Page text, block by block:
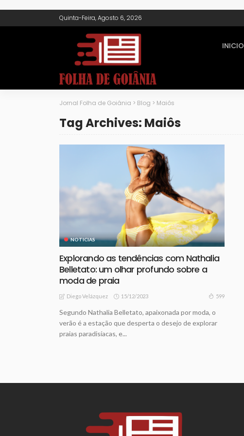
Quinta-Feira, Agosto 6, 2026
INICIO
Jornal Folha de Goiânia > Blog > Maiôs
Tag Archives: Maiôs
NOTICIAS
Explorando as tendências com Nathalia
Belletato: um olhar profundo sobre a
moda de praia
Diego Velázquez 15/12/2023 599
Segundo Nathalia Belletato, apaixonada por moda, o
verão é a estação que desperta o desejo de explorar
praias paradisíacas, e...